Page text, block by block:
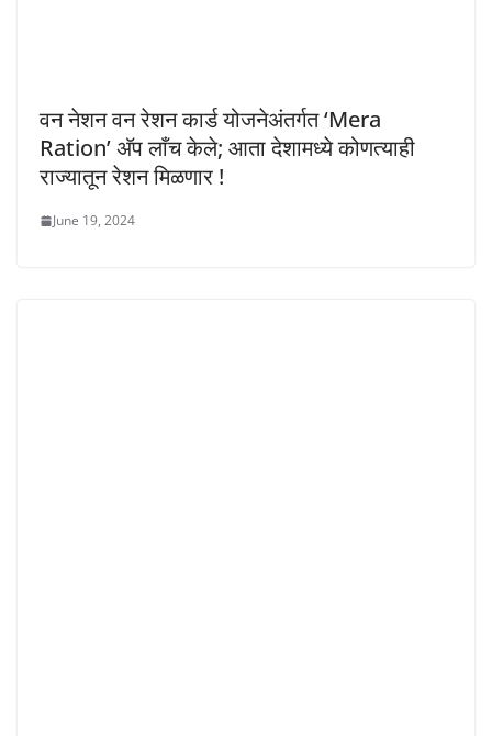
वन नेशन वन रेशन कार्ड योजनेअंतर्गत ‘Mera
Ration’ अ‍ॅप लाँच केले; आता देशामध्ये कोणत्याही
राज्यातून रेशन मिळणार !
June 19, 2024